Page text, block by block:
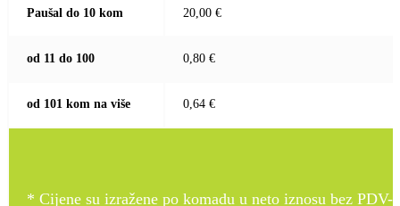
Paušal do 10 kom 20,00 €
od 11 do 100 0,80 €
od 101 kom na više 0,64 €
* Cijene su izražene po komadu u neto iznosu bez PDV-